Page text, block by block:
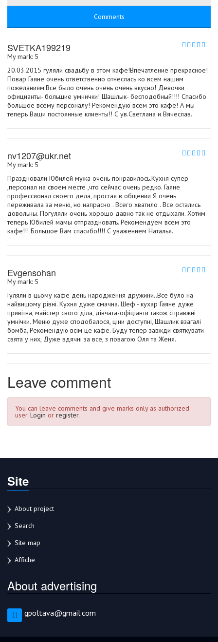
Comments
SVETKA199219
My mark: 5
20.03.2015 гуляли свадьбу в этом кафе!Впечатление прекрасное!
Повар Гаяне очень ответственно отнеслась ко всем нашим
пожеланиям.Все было очень очень очень вкусно! Девочки
официанты- большие умнички! Шашлык- бесподобный!!!! Спасибо
большое всему персоналу! Рекомендую всем это кафе! А мы
теперь Ваши постоянные клиенты!! С ув.Светлана и Вячеслав.
nv1207@ukr.net
My mark: 5
Праздновали Юбилей мужа очень понравилось.Кухня супер
,персонал на своем месте ,что сейчас очень редко. Гаяне
профессионал своего дела, простая в общении Я очень
переживала за меню, но напрасно . Всего хватило . Все остались
довольны. Погуляли очень хорошо давно так не отдыхали. Хотим
теперь Юбилей мамы отпраздновать. Рекомендуем всем это
кафе!!! Большое Вам спасибо!!!! С уважением Наталья.
Evgensohan
My mark: 5
Гуляли в цьому кафе день народження дружини..Все було на
найвищому рівні. Кухня дуже смачна. Шеф - кухар Гаяне дуже
привітна, майстер свого діла, дівчата-офіціанти також справжні
умнічки. Меню дуже сподобалося, ціни доступні, Шашлик взагалі
бомба, Рекомендую всім це кафе. Буду тепер завжди святкувати
свята у них, Дуже вдячні за все, з повагою Оля та Женя.
Leave comment
You can leave comments and give marks only as authorized
user. Login or register.
Site
About project
Search
Site map
Affiche
About advertising
gpoltava@gmail.com